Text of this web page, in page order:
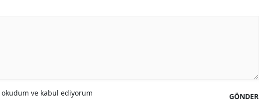
GÖNDER
okudum ve kabul ediyorum